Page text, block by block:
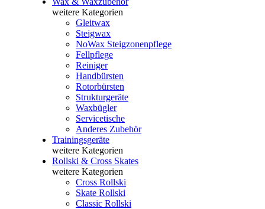
weitere Kategorien
Gleitwax
Steigwax
NoWax Steigzonenpflege
Fellpflege
Reiniger
Handbürsten
Rotorbürsten
Strukturgeräte
Waxbügler
Servicetische
Anderes Zubehör
Trainingsgeräte
weitere Kategorien
Rollski & Cross Skates
weitere Kategorien
Cross Rollski
Skate Rollski
Classic Rollski